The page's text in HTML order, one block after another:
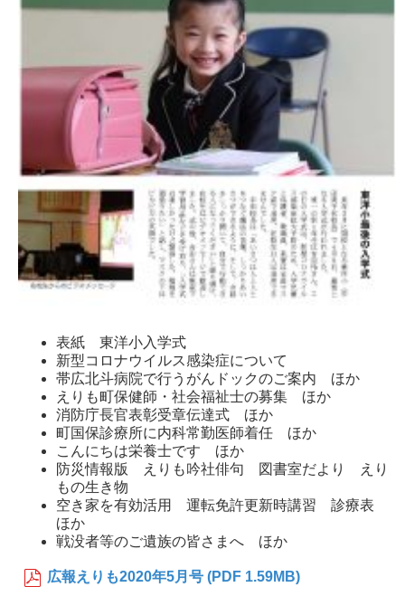
表紙 東洋小入学式
新型コロナウイルス感染症について
帯広北斗病院で行うがんドックのご案内 ほか
えりも町保健師・社会福祉士の募集 ほか
消防庁長官表彰受章伝達式 ほか
町国保診療所に内科常勤医師着任 ほか
こんにちは栄養士です ほか
防災情報版 えりも吟社俳句 図書室だより えり
もの生き物
空き家を有効活用 運転免許更新時講習 診療表
ほか
戦没者等のご遺族の皆さまへ ほか
広報えりも2020年5月号 (PDF 1.59MB)